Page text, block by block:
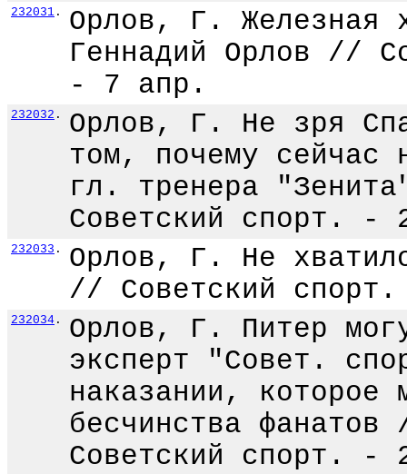
232031 .
Орлов, Г. Железная
Геннадий Орлов //
- 7 апр.
232032 .
Орлов, Г. Не зря
том, почему сейчас
гл. тренера
Советский спорт.
232033 .
Орлов, Г. Не
// Советский
232034 .
Орлов, Г. Питер
эксперт "Совет.
наказании, которое
бесчинства
Советский спорт.